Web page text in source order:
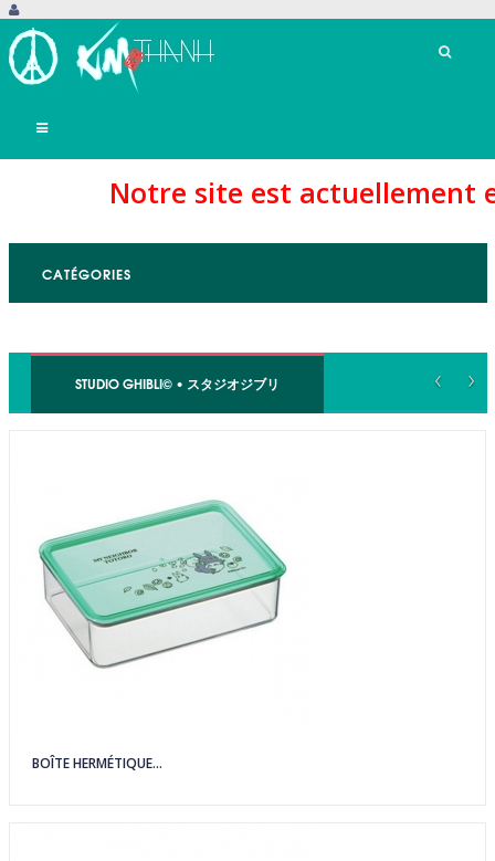
Basculer
navigation
site est actuellement en
CATÉGORIES
STUDIO GHIBLI© • スタジオジブリ ‹ ›
BOÎTE HERMÉTIQUE...